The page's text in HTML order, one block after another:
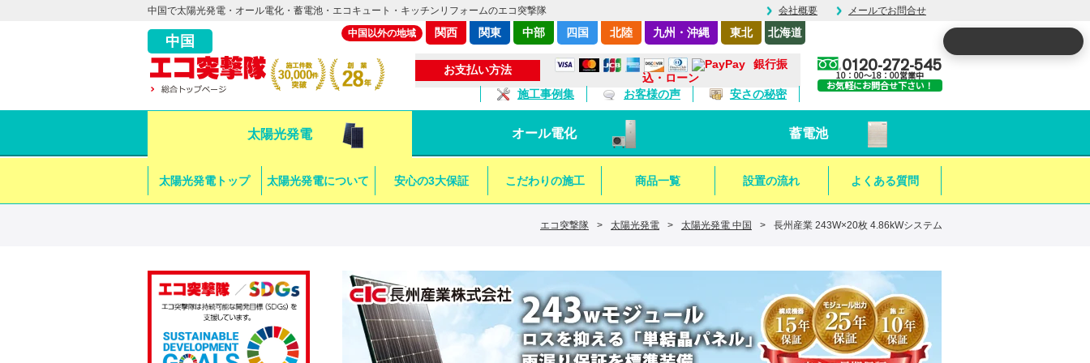
中国で太陽光発電・オール電化・蓄電池・エコキュート・キッチンリフォームのエコ突撃隊 会社概要 メールでお問合せ
中国
お支払い方法
銀行振
込・ローン
施工事例集
お客様の声 安さの秘密
中国以外の地域 関西 関東 中部 四国 北陸 九州・沖縄 東北 北海道
0120-272-545
10：00～18：00営業中
お気軽にお問合せ下さい！
太陽光発電 オール電化 蓄電池
太陽光発電トップ 太陽光発電について 安心の3大保証 こだわりの施工 商品一覧 設置の流れ よくある質問
エコ突撃隊 > 太陽光発電 > 太陽光発電 中国 > 長州産業 243W×20枚 4.86kWシステム